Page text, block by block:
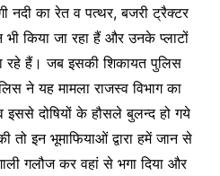
नदी का रेत व पत्थर, बजरी ट्रैक्टर
किया जा रहा हैं और उनके प्लाटों
रहे हैं। जब इसकी शिकायत पुलिस
ने यह मामला राजस्व विभाग का
इससे दोषियों के हौसले बुलन्द हो गये
इन भूमाफियाओं द्वारा हमें जान से
गलौज कर वहां से भगा दिया और